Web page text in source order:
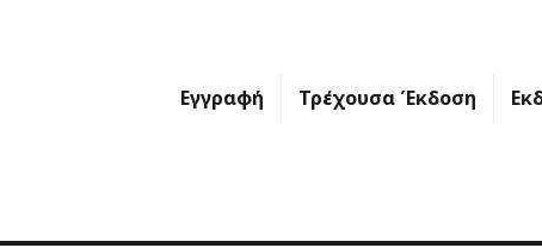
Εγγραφή Τρέχουσα Έκδοση